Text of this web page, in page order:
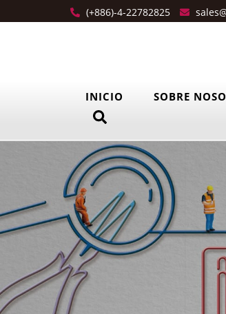
(+886)-4-22782825
INICIO SOBRE